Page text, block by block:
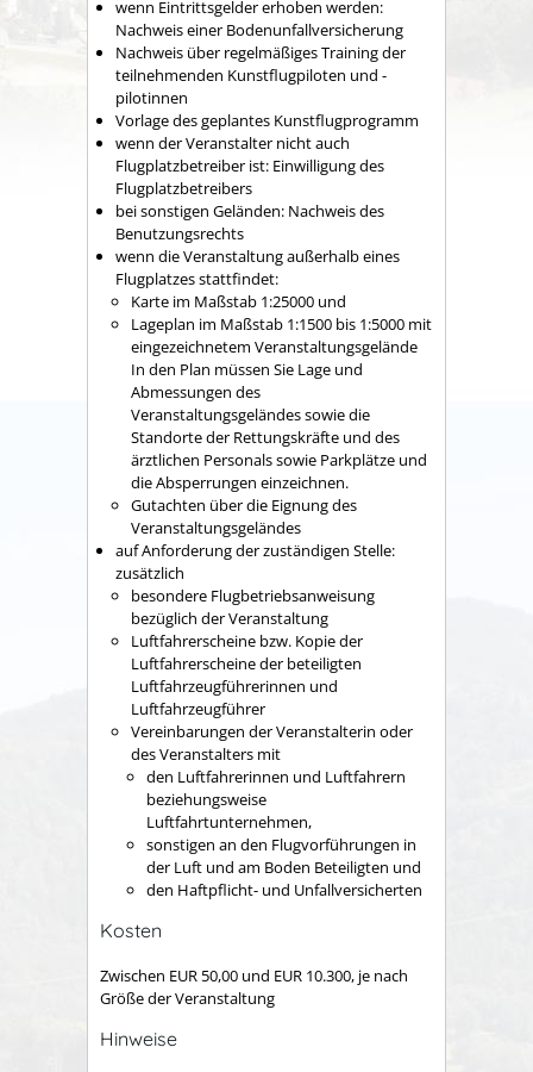
wenn Eintrittsgelder erhoben werden:
Nachweis einer Bodenunfallversicherung
Nachweis über regelmäßiges Training der
teilnehmenden Kunstflugpiloten und -
pilotinnen
Vorlage des geplantes Kunstflugprogramm
wenn der Veranstalter nicht auch
Flugplatzbetreiber ist: Einwilligung des
Flugplatzbetreibers
bei sonstigen Geländen: Nachweis des
Benutzungsrechts
wenn die Veranstaltung außerhalb eines
Flugplatzes stattfindet:
Karte im Maßstab 1:25000 und
Lageplan im Maßstab 1:1500 bis 1:5000 mit
eingezeichnetem Veranstaltungsgelände
In den Plan müssen Sie Lage und
Abmessungen des
Veranstaltungsgeländes sowie die
Standorte der Rettungskräfte und des
ärztlichen Personals sowie Parkplätze und
die Absperrungen einzeichnen.
Gutachten über die Eignung des
Veranstaltungsgeländes
auf Anforderung der zuständigen Stelle:
zusätzlich
besondere Flugbetriebsanweisung
bezüglich der Veranstaltung
Luftfahrerscheine bzw. Kopie der
Luftfahrerscheine der beteiligten
Luftfahrzeugführerinnen und
Luftfahrzeugführer
Vereinbarungen der Veranstalterin oder
des Veranstalters mit
den Luftfahrerinnen und Luftfahrern
beziehungsweise
Luftfahrtunternehmen,
sonstigen an den Flugvorführungen in
der Luft und am Boden Beteiligten und
den Haftpflicht- und Unfallversicherten
Kosten
Zwischen EUR 50,00 und EUR 10.300, je nach
Größe der Veranstaltung
Hinweise